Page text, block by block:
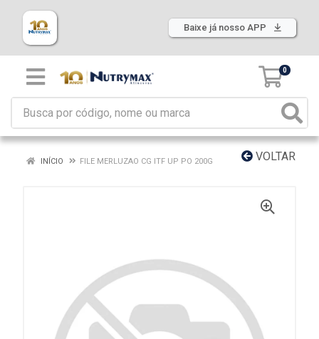
Baixe já nosso APP
0
VOLTAR
INÍCIO FILE MERLUZAO CG ITF UP PO 200G